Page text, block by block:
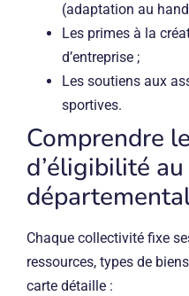
(adaptation au
Les primes à la
d’entreprise ;
Les soutiens aux
sportives.
Comprendre
d’éligibilité
Chaque collectivité fixe
ressources, types de
carte détaille :